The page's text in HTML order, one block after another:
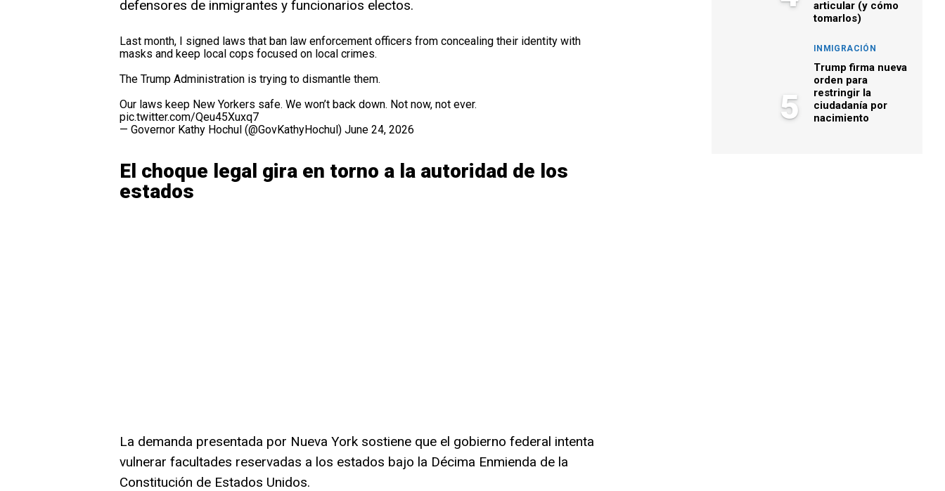
defensores de inmigrantes y funcionarios electos.
Last month, I signed laws that ban law enforcement officers from concealing their identity with
masks and keep local cops focused on local crimes.
The Trump Administration is trying to dismantle them.
Our laws keep New Yorkers safe. We won’t back down. Not now, not ever.
pic.twitter.com/Qeu45Xuxq7
— Governor Kathy Hochul (@GovKathyHochul) June 24, 2026
El choque legal gira en torno a la autoridad de los
estados
La demanda presentada por Nueva York sostiene que el gobierno federal intenta
vulnerar facultades reservadas a los estados bajo la Décima Enmienda de la
Constitución de Estados Unidos.
articular (y cómo
tomarlos)
5
INMIGRACIÓN
Trump firma nueva
orden para
restringir la
ciudadanía por
nacimiento